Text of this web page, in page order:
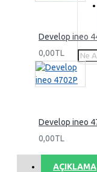
Develop ineo
0,00TL
Develop ineo
0,00TL
AÇIKLAMA